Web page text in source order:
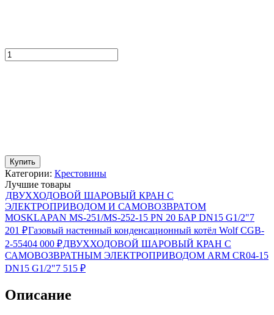
Купить
Категории: Крестовины
Лучшие товары
ДВУХХОДОВОЙ ШАРОВЫЙ КРАН С
ЭЛЕКТРОПРИВОДОМ И САМОВОЗВРАТОМ
MOSKLAPAN MS-251/MS-252-15 PN 20 БАР DN15 G1/2"7
201 ₽Газовый настенный конденсационный котёл Wolf CGB-
2-55404 000 ₽ДВУХХОДОВОЙ ШАРОВЫЙ КРАН С
САМОВОЗВРАТНЫМ ЭЛЕКТРОПРИВОДОМ ARM CR04-15
DN15 G1/2"7 515 ₽
Описание